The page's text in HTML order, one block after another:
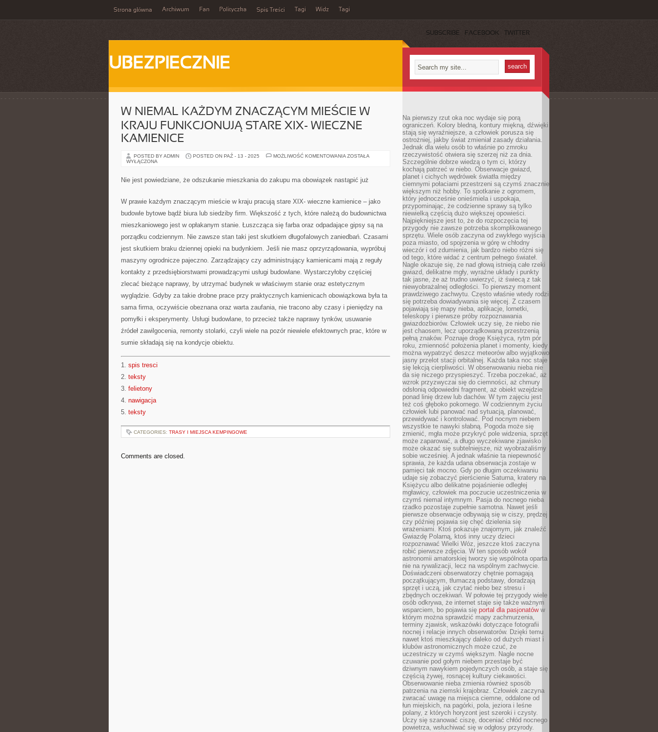
Strona główna Archiwum Fan Polityczka Spis Treści Tagi Widz Tagi
SUBSCRIBE FACEBOOK TWITTER
UBEZPIECZNIE
W NIEMAL KAŻDYM ZNACZĄCYM MIEŚCIE W
KRAJU FUNKCJONUJĄ STARE XIX- WIECZNE
KAMIENICE
POSTED BY ADMIN POSTED ON PAŹ - 13 - 2025 MOŻLIWOŚĆ KOMENTOWANIA W
MIEŚCIE
W
STARE
XIX-
KAMIENICE
ZOSTAŁA
WYŁĄCZONA
Nie jest powiedziane, że odszukanie mieszkania do zakupu ma obowiązek nastąpić już
W prawie każdym znaczącym mieście w kraju pracują stare XIX- wieczne kamienice – jako
budowle bytowe bądź biura lub siedziby firm. Większość z tych, które należą do budownictwa
mieszkaniowego jest w opłakanym stanie. Łuszcząca się farba oraz odpadające gipsy są na
porządku codziennym. Nie zawsze stan taki jest skutkiem długofalowych zaniedbań. Czasami
jest skutkiem braku dziennej opieki na budynkiem. Jeśli nie masz oprzyrządowania, wypróbuj
maszyny ogrodnicze pajeczno. Zarządzający czy administrujący kamienicami mają z reguły
kontakty z przedsiębiorstwami prowadzącymi usługi budowlane. Wystarczyłoby częściej
zlecać bieżące naprawy, by utrzymać budynek w właściwym stanie oraz estetycznym
wyglądzie. Gdyby za takie drobne prace przy praktycznych kamienicach obowiązkowa była ta
sama firma, oczywiście obeznana oraz warta zaufania, nie tracono aby czasy i pieniędzy na
pomyłki i eksperymenty. Usługi budowlane, to przecież także naprawy tynków, usuwanie
źródeł zawilgocenia, remonty stolarki, czyli wiele na pozór niewiele efektownych prac, które w
sumie składają się na kondycje obiektu.
1. spis tresci
2. teksty
3. felietony
4. nawigacja
5. teksty
CATEGORIES: TRASY I MIEJSCA KEMPINGOWE
Comments are closed.
Na pierwszy rzut oka noc wydaje się porą
ograniczeń. Kolory bledną, kontury miękną, dźwięki
stają się wyraźniejsze, a człowiek porusza się
ostrożniej, jakby świat zmieniał zasady działania.
Jednak dla wielu osób to właśnie po zmroku
rzeczywistość otwiera się szerzej niż za dnia.
Szczególnie dobrze wiedzą o tym ci, którzy
kochają patrzeć w niebo. Obserwacje gwiazd,
planet i cichych wędrówek światła między
ciemnymi połaciami przestrzeni są czymś znacznie
większym niż hobby. To spotkanie z ogromem,
który jednocześnie onieśmiela i uspokaja,
przypominając, że codzienne sprawy są tylko
niewielką częścią dużo większej opowieści.
Najpiękniejsze jest to, że do rozpoczęcia tej
przygody nie zawsze potrzeba skomplikowanego
sprzętu. Wiele osób zaczyna od zwykłego wyjścia
poza miasto, od spojrzenia w górę w chłodny
wieczór i od zdumienia, jak bardzo niebo różni się
od tego, które widać z centrum pełnego świateł.
Nagle okazuje się, że nad głową istnieją całe rzeki
gwiazd, delikatne mgły, wyraźne układy i punkty
tak jasne, że aż trudno uwierzyć, iż świecą z tak
niewyobrażalnej odległości. To pierwszy moment
prawdziwego zachwytu. Często właśnie wtedy rodzi
się potrzeba dowiadywania się więcej. Z czasem
pojawiają się mapy nieba, aplikacje, lornetki,
teleskopy i pierwsze próby rozpoznawania
gwiazdozbiorów. Człowiek uczy się, że niebo nie
jest chaosem, lecz uporządkowaną przestrzenią
pełną znaków. Poznaje drogę Księżyca, rytm pór
roku, zmienność położenia planet i momenty, kiedy
można wypatrzyć deszcz meteorów albo wyjątkowo
jasny przelot stacji orbitalnej. Każda taka noc staje
się lekcją cierpliwości. W obserwowaniu nieba nie
da się niczego przyspieszyć. Trzeba poczekać, aż
wzrok przyzwyczai się do ciemności, aż chmury
odsłonią odpowiedni fragment, aż obiekt wzejdzie
ponad linię drzew lub dachów. W tym zajęciu jest
też coś głęboko pokornego. W codziennym życiu
człowiek lubi panować nad sytuacją, planować,
przewidywać i kontrolować. Pod nocnym niebem
wszystkie te nawyki słabną. Pogoda może się
zmienić, mgła może przykryć pole widzenia, sprzęt
może zaparować, a długo wyczekiwane zjawisko
może okazać się subtelniejsze, niż wyobrażaliśmy
sobie wcześniej. A jednak właśnie ta niepewność
sprawia, że każda udana obserwacja zostaje w
pamięci tak mocno. Gdy po długim oczekiwaniu
udaje się zobaczyć pierścienie Saturna, kratery na
Księżycu albo delikatne pojaśnienie odległej
mgławicy, człowiek ma poczucie uczestniczenia w
czymś niemal intymnym. Pasja do nocnego nieba
rzadko pozostaje zupełnie samotna. Nawet jeśli
pierwsze obserwacje odbywają się w ciszy, prędzej
czy później pojawia się chęć dzielenia się
wrażeniami. Ktoś pokazuje znajomym, jak znaleźć
Gwiazdę Polarną, ktoś inny uczy dzieci
rozpoznawać Wielki Wóz, jeszcze ktoś zaczyna
robić pierwsze zdjęcia. W ten sposób wokół
astronomii amatorskiej tworzy się wspólnota oparta
nie na rywalizacji, lecz na wspólnym zachwycie.
Doświadczeni obserwatorzy chętnie pomagają
początkującym, tłumaczą podstawy, doradzają
sprzęt i uczą, jak czytać niebo bez stresu i
zbędnych oczekiwań. W połowie tej przygody wiele
osób odkrywa, że internet staje się także ważnym
wsparciem, bo pojawia się portal dla pasjonatóww
którym można sprawdzić mapy zachmurzenia,
terminy zjawisk, wskazówki dotyczące fotografii
nocnej i relacje innych obserwatorów. Dzięki temu
nawet ktoś mieszkający daleko od dużych miast i
klubów astronomicznych może czuć, że
uczestniczy w czymś większym. Nagle nocne
czuwanie pod gołym niebem przestaje być
dziwnym nawykiem pojedynczych osób, a staje się
częścią żywej, rosnącej kultury ciekawości.
Obserwowanie nieba zmienia również sposób
patrzenia na ziemski krajobraz. Człowiek zaczyna
zwracać uwagę na miejsca ciemne, oddalone od
łun miejskich, na pagórki, pola, jeziora i leśne
polany, z których horyzont jest szeroki i czysty.
Uczy się szanować ciszę, doceniać chłód nocnego
powietrza, wsłuchiwać się w odgłosy przyrody.